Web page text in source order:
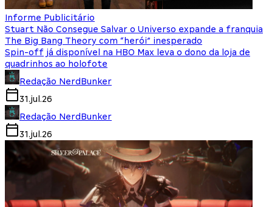
Informe Publicitário
Stuart Não Consegue Salvar o Universo expande a franquia
The Big Bang Theory com “herói” inesperado
Spin-off já disponível na HBO Max leva o dono da loja de
quadrinhos ao holofote
Redação NerdBunker
31.jul.26
Redação NerdBunker
31.jul.26